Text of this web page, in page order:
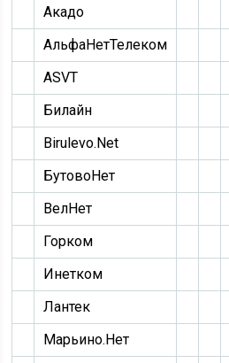
Акадо
АльфаНетТелеком
ASVT
Билайн
Birulevo.Net
БутовоНет
ВелНет
Горком
Инетком
Лантек
Марьино.Нет